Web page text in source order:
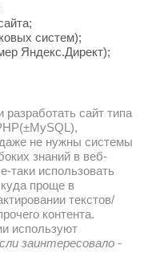
систем);
Яндекс.Директ);
сайт типа
не нужны системы
знаний в веб-
таки использовать
куда проще в
текстов/
контента.
используют
заинтересовало -